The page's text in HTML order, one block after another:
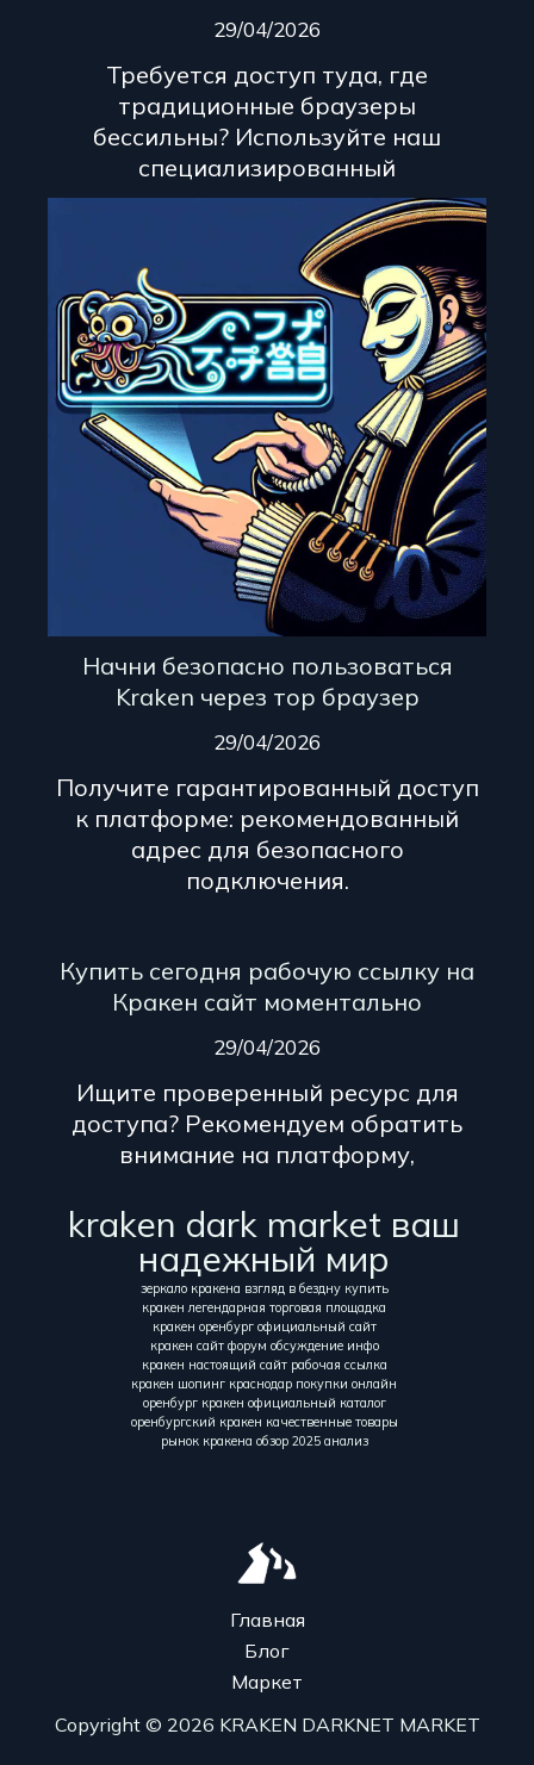
29/04/2026
Требуется доступ туда, где
традиционные браузеры
бессильны? Используйте наш
специализированный
Начни безопасно пользоваться
Kraken через тор браузер
29/04/2026
Получите гарантированный доступ
к платформе: рекомендованный
адрес для безопасного
подключения.
Купить сегодня рабочую ссылку на
Кракен сайт моментально
29/04/2026
Ищите проверенный ресурс для
доступа? Рекомендуем обратить
внимание на платформу,
kraken dark market ваш
надежный мир
зеркало кракена взгляд в бездну купить
кракен легендарная торговая площадка
кракен оренбург официальный сайт
кракен сайт форум обсуждение инфо
кракен настоящий сайт рабочая ссылка
кракен шопинг краснодар покупки онлайн
оренбург кракен официальный каталог
оренбургский кракен качественные товары
рынок кракена обзор 2025 анализ
Главная
Блог
Маркет
Copyright © 2026 KRAKEN DARKNET MARKET